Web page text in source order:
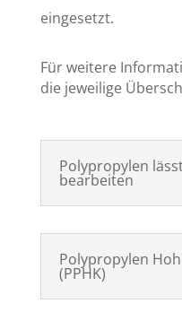
eingesetzt.
Für weitere
die jeweilige
Polypropylen
bearbeiten
Polypropylen
(PPHK)